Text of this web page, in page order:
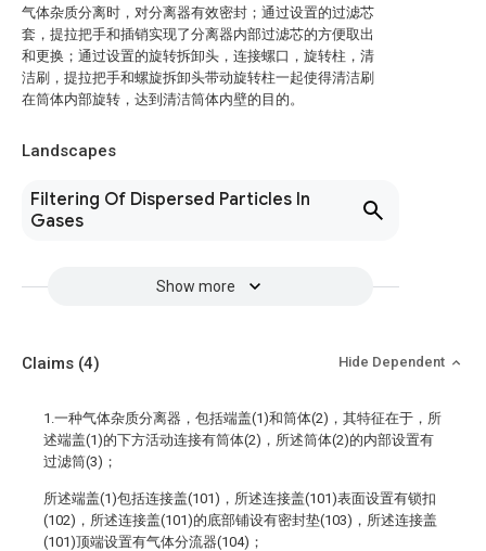
气体杂质分离时，对分离器有效密封；通过设置的过滤芯
套，提拉把手和插销实现了分离器内部过滤芯的方便取出
和更换；通过设置的旋转拆卸头，连接螺口，旋转柱，清
洁刷，提拉把手和螺旋拆卸头带动旋转柱一起使得清洁刷
在筒体内部旋转，达到清洁筒体内壁的目的。
Landscapes
Filtering Of Dispersed Particles In
Gases
Show more
Claims (4) Hide Dependent
1.一种气体杂质分离器，包括端盖(1)和筒体(2)，其特征在于，所
述端盖(1)的下方活动连接有筒体(2)，所述筒体(2)的内部设置有
过滤筒(3)；
所述端盖(1)包括连接盖(101)，所述连接盖(101)表面设置有锁扣
(102)，所述连接盖(101)的底部铺设有密封垫(103)，所述连接盖
(101)顶端设置有气体分流器(104)；